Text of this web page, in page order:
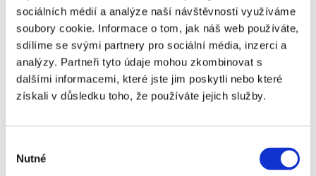
sociálních médií a analýze naší návštěvnosti využíváme
soubory cookie. Informace o tom, jak náš web používáte,
sdílíme se svými partnery pro sociální média, inzerci a
analýzy. Partneři tyto údaje mohou zkombinovat s
dalšími informacemi, které jste jim poskytli nebo které
získali v důsledku toho, že používáte jejich služby.
souhlasu
Nutné
Sports Bar
Manchester
City -
Newcastle
United - VIP
Manager
Ano +5 110 Kč
Newcastle